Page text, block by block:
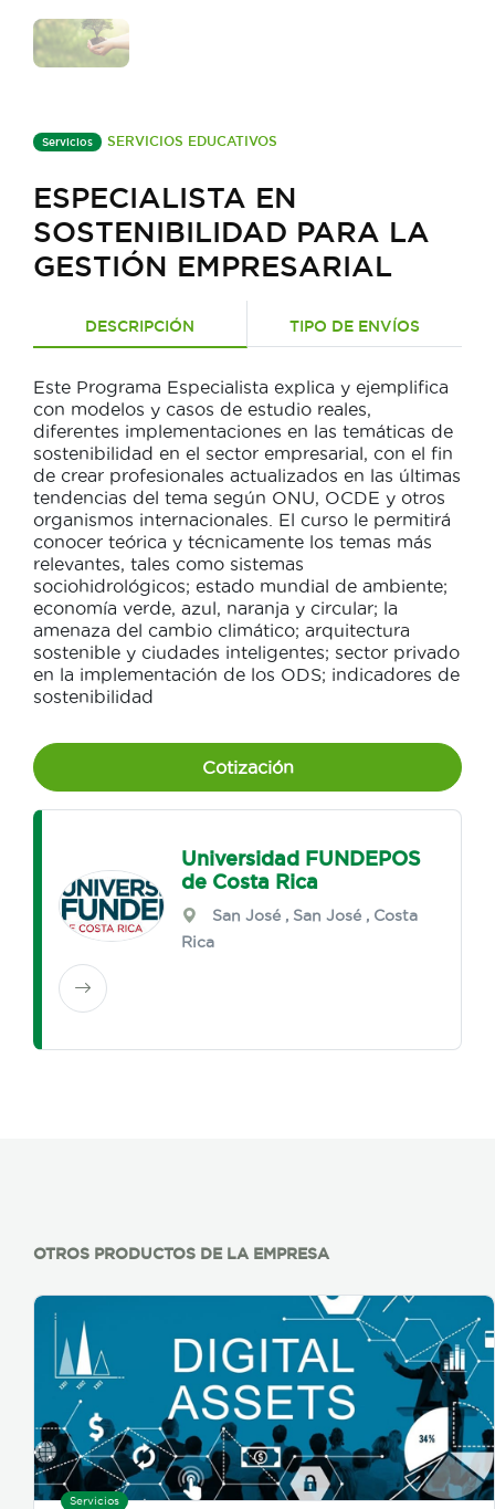
Servicios SERVICIOS EDUCATIVOS
ESPECIALISTA EN
SOSTENIBILIDAD PARA LA
GESTIÓN EMPRESARIAL
DESCRIPCIÓN TIPO DE ENVÍOS
Este Programa Especialista explica y ejemplifica
con modelos y casos de estudio reales,
diferentes implementaciones en las temáticas de
sostenibilidad en el sector empresarial, con el fin
de crear profesionales actualizados en las últimas
tendencias del tema según ONU, OCDE y otros
organismos internacionales. El curso le permitirá
conocer teórica y técnicamente los temas más
relevantes, tales como sistemas
sociohidrológicos; estado mundial de ambiente;
economía verde, azul, naranja y circular; la
amenaza del cambio climático; arquitectura
sostenible y ciudades inteligentes; sector privado
en la implementación de los ODS; indicadores de
sostenibilidad
Cotización
Universidad FUNDEPOS
de Costa Rica
San José , San José , Costa
Rica
OTROS PRODUCTOS DE LA EMPRESA
Servicios